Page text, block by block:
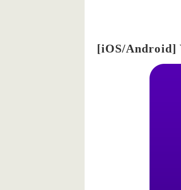
[iOS/Android]